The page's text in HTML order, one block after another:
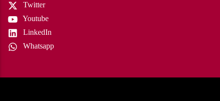
Twitter
Youtube
LinkedIn
Whatsapp